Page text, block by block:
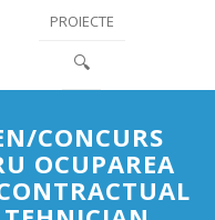
PROIECTE
🔍
CONCURS
OCUPAREA